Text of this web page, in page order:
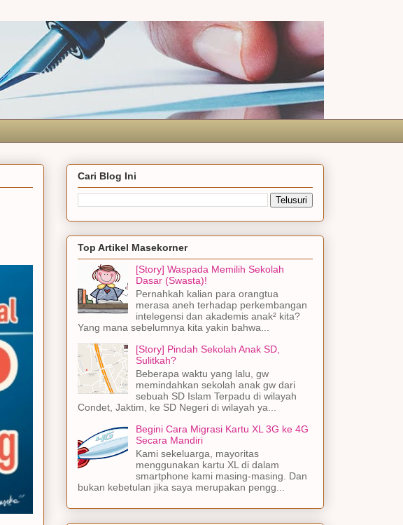
Cari Blog Ini
Top Artikel Masekorner
[Story] Waspada Memilih Sekolah
Dasar (Swasta)!
Pernahkah kalian para orangtua
merasa aneh terhadap perkembangan
intelegensi dan akademis anak² kita?
Yang mana sebelumnya kita yakin bahwa...
[Story] Pindah Sekolah Anak SD,
Sulitkah?
Beberapa waktu yang lalu, gw
memindahkan sekolah anak gw dari
sebuah SD Islam Terpadu di wilayah
Condet, Jaktim, ke SD Negeri di wilayah ya...
Begini Cara Migrasi Kartu XL 3G ke 4G
Secara Mandiri
Kami sekeluarga, mayoritas
menggunakan kartu XL di dalam
smartphone kami masing-masing. Dan
bukan kebetulan jika saya merupakan pengg...